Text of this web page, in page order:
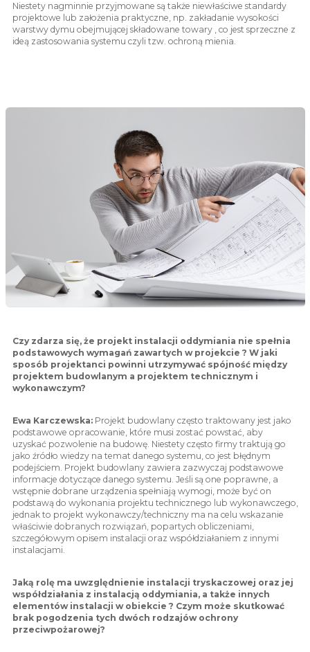
Niestety nagminnie przyjmowane są także niewłaściwe standardy
projektowe lub założenia praktyczne, np. zakładanie wysokości
warstwy dymu obejmującej składowane towary , co jest sprzeczne z
ideą zastosowania systemu czyli tzw. ochroną mienia.
Czy zdarza się, że projekt instalacji oddymiania nie spełnia
podstawowych wymagań zawartych w projekcie ? W jaki
sposób projektanci powinni utrzymywać spójność między
projektem budowlanym a projektem technicznym i
wykonawczym?
Ewa Karczewska:Projekt budowlany często traktowany jest jako
podstawowe opracowanie, które musi zostać powstać, aby
uzyskać pozwolenie na budowę. Niestety często firmy traktują go
jako źródło wiedzy na temat danego systemu, co jest błędnym
podejściem. Projekt budowlany zawiera zazwyczaj podstawowe
informacje dotyczące danego systemu. Jeśli są one poprawne, a
wstępnie dobrane urządzenia spełniają wymogi, może być on
podstawą do wykonania projektu technicznego lub wykonawczego,
jednak to projekt wykonawczy/techniczny ma na celu wskazanie
właściwie dobranych rozwiązań, popartych obliczeniami,
szczegółowym opisem instalacji oraz współdziałaniem z innymi
instalacjami.
Jaką rolę ma uwzględnienie instalacji tryskaczowej oraz jej
współdziałania z instalacją oddymiania, a także innych
elementów instalacji w obiekcie ? Czym może skutkować
brak pogodzenia tych dwóch rodzajów ochrony
przeciwpożarowej?